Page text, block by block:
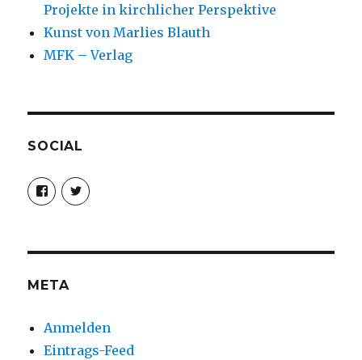
Projekte in kirchlicher Perspektive
Kunst von Marlies Blauth
MFK – Verlag
SOCIAL
Profil
von
christoph.fleischer1
anzeigen
Profil
von
anzeigen
META
Anmelden
Eintrags-Feed